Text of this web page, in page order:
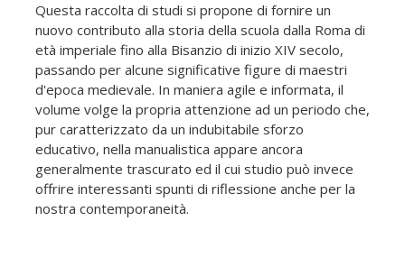
Questa raccolta di studi si propone di fornire un
nuovo contributo alla storia della scuola dalla Roma di
età imperiale fino alla Bisanzio di inizio XIV secolo,
passando per alcune significative figure di maestri
d'epoca medievale. In maniera agile e informata, il
volume volge la propria attenzione ad un periodo che,
pur caratterizzato da un indubitabile sforzo
educativo, nella manualistica appare ancora
generalmente trascurato ed il cui studio può invece
offrire interessanti spunti di riflessione anche per la
nostra contemporaneità.